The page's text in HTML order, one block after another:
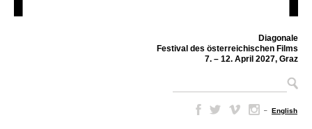
Diagonale
Festival des österreichischen Films
7. – 12. April 2027, Graz
– English